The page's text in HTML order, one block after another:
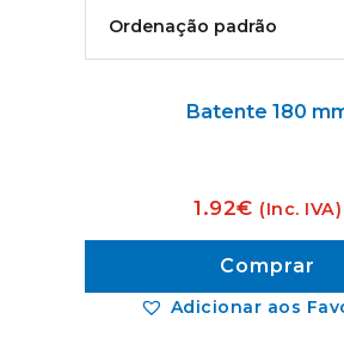
Adicionar aos
Batente 180
1.92€ (Inc. IVA)
Comprar